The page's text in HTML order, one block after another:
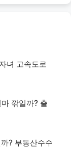
녀 고속도로
깎일까? 출
? 부동산수수